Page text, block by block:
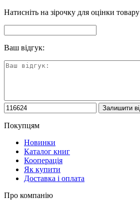
Натисніть на зірочку для оцінки товару
Ваш відгук:
Покупцям
Новинки
Каталог книг
Кооперація
Як купити
Доставка і оплата
Про компанію